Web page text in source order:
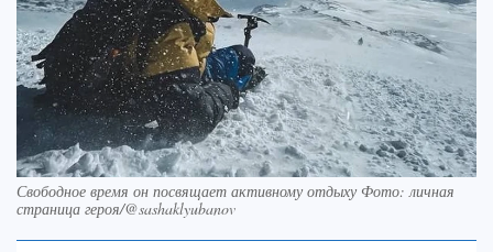
Свободное время он посвящает активному отдыху Фото: личная
страница героя/@sashaklyubanov